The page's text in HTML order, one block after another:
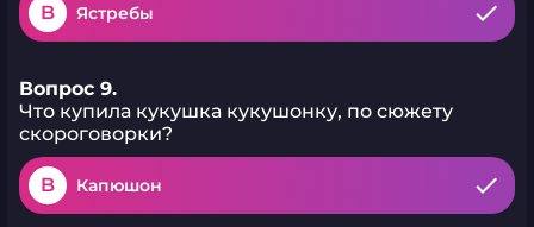
B Ястребы
Вопрос 9.
Что купила кукушка кукушонку, по сюжету
скороговорки?
B Капюшон